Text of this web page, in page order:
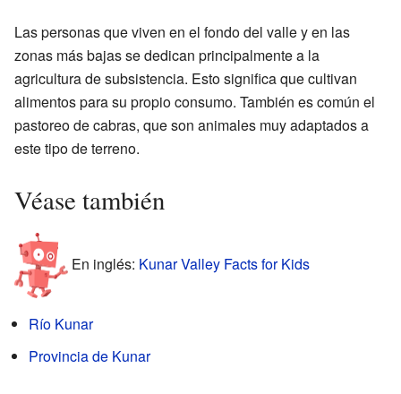
Las personas que viven en el fondo del valle y en las
zonas más bajas se dedican principalmente a la
agricultura de subsistencia. Esto significa que cultivan
alimentos para su propio consumo. También es común el
pastoreo de cabras, que son animales muy adaptados a
este tipo de terreno.
Véase también
En inglés: Kunar Valley Facts for Kids
Río Kunar
Provincia de Kunar